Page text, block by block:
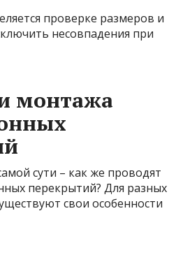
проверке размеров и
несовпадения при
монтажа
сути – как же проводят
перекрытий? Для разных
свои особенности